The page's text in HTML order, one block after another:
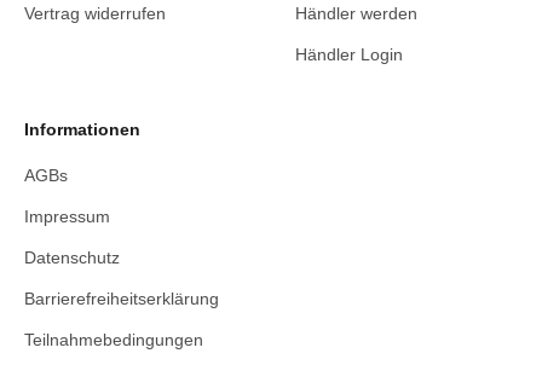
Vertrag widerrufen Händler werden
Händler Login
Informationen
AGBs
Impressum
Datenschutz
Barrierefreiheitserklärung
Teilnahmebedingungen